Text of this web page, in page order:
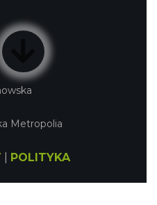
Metropolia
POLITYKA